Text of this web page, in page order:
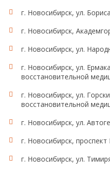
г. Новосибирск, ул.
г. Новосибирск,
г. Новосибирск, ул.
г. Новосибирск, ул.
восстановительной
г. Новосибирск, ул.
восстановительной
г. Новосибирск, ул.
г. Новосибирск,
г. Новосибирск, ул.